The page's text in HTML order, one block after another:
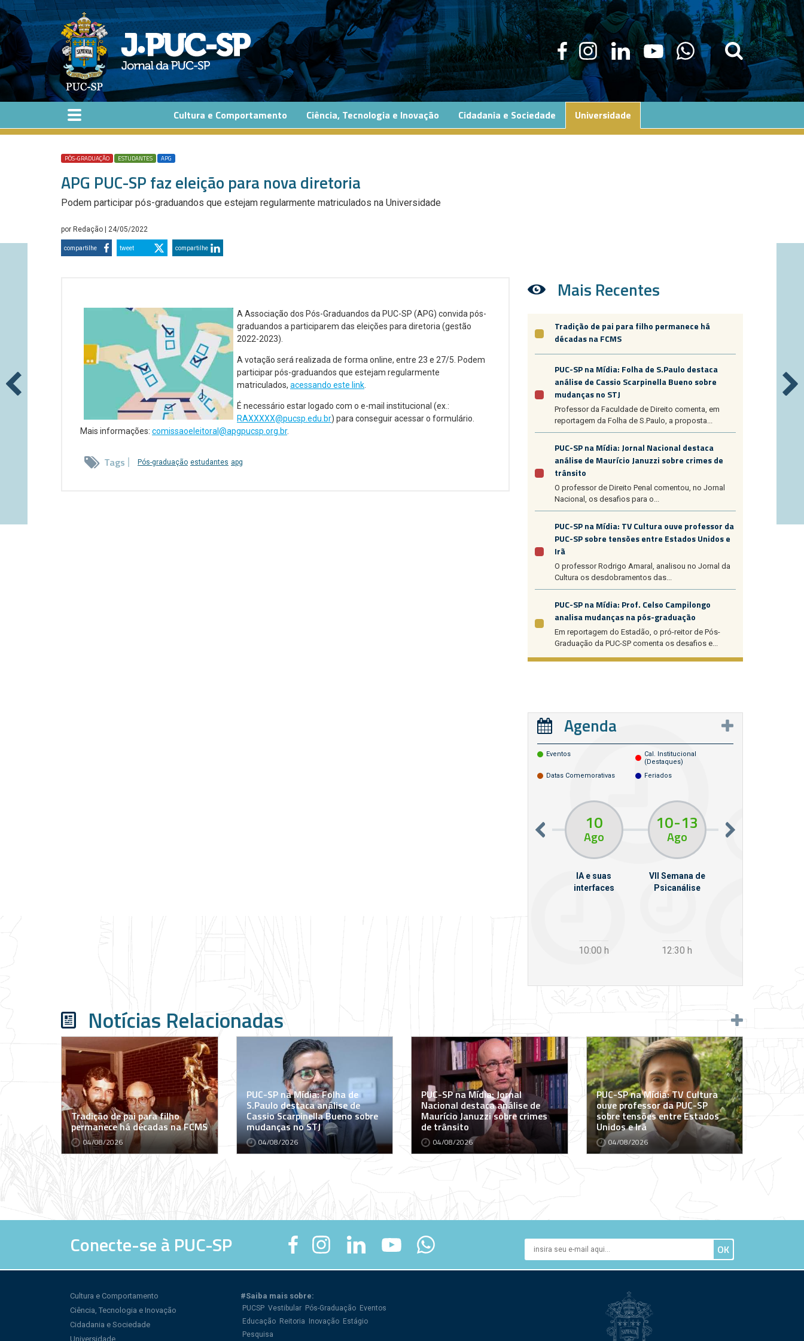
Pular para o conteúdo principal
Cultura e Comportamento Ciência, Tecnologia e Inovação Cidadania e Sociedade Universidade
PÓS-GRADUAÇÃO ESTUDANTES APG
APG PUC-SP faz eleição para nova diretoria
Podem participar pós-graduandos que estejam regularmente matriculados na Universidade
por Redação | 24/05/2022
compartilhe tweet compartilhe
A Associação dos Pós-Graduandos da PUC-SP (APG) convida pós-
graduandos a participarem das eleições para diretoria (gestão
2022-2023).
A votação será realizada de forma online, entre 23 e 27/5. Podem
participar pós-graduandos que estejam regularmente
matriculados, acessando este link
É necessário estar logado com o e-mail institucional (ex.:
RAXXXXX@pucsp.edu.br) para conseguir acessar o formulário.
Mais informações: comissaoeleitoral@apgpucsp.org.br.
Tags Pós-graduação estudantes apg
Mais Recentes
Tradição de pai para filho permanece há
décadas na FCMS
PUC-SP na Mídia: Folha de S.Paulo destaca
análise de Cassio Scarpinella Bueno sobre
mudanças no STJ
Professor da Faculdade de Direito comenta, em
reportagem da Folha de S.Paulo, a proposta...
PUC-SP na Mídia: Jornal Nacional destaca
análise de Maurício Januzzi sobre crimes de
trânsito
O professor de Direito Penal comentou, no Jornal
Nacional, os desafios para o...
PUC-SP na Mídia: TV Cultura ouve professor da
PUC-SP sobre tensões entre Estados Unidos e
Irã
O professor Rodrigo Amaral, analisou no Jornal da
Cultura os desdobramentos das...
PUC-SP na Mídia: Prof. Celso Campilongo
analisa mudanças na pós-graduação
Em reportagem do Estadão, o pró-reitor de Pós-
Graduação da PUC-SP comenta os desafios e...
Agenda
Eventos
Cal. Institucional
(destaques)
Datas Comemorativas
Feriados
10
Ago
IA e suas
interfaces
10:00 h
10 13
Ago
VII Semana de
Psicanálise
12:30 h
Notícias Relacionadas
Tradição de pai para filho
permanece há décadas na FCMS
04/08/2026
PUC-SP na Mídia: Folha de
S.Paulo destaca análise de
Cassio Scarpinella Bueno sobre
mudanças no STJ
04/08/2026
PUC-SP na Mídia: Jornal
Nacional destaca análise de
Maurício Januzzi sobre crimes
de trânsito
04/08/2026
PUC-SP na Mídia: TV Cultura
ouve professor da PUC-SP
sobre tensões entre Estados
Unidos e Irã
04/08/2026
Conecte-se à PUC-SP
Cultura e Comportamento
Ciência, Tecnologia e Inovação
Cidadania e Sociedade
Universidade
#Saiba mais sobre:
PUCSP Vestibular Pós-Graduação Eventos
Educação Reitoria Inovação Estágio
Pesquisa